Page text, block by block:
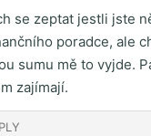
se zeptat jestli jste
poradce, ale
sumu mě to vyjde.
zajímají.